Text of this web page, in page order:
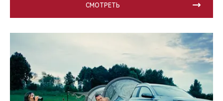
СМОТРЕТЬ